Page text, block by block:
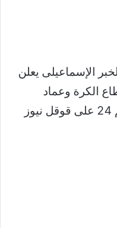
الإسماعيلى يعلن
الكرة وعماد
سليمان نائباً تابعوا اشراق العالم 24 على قوقل نيوز